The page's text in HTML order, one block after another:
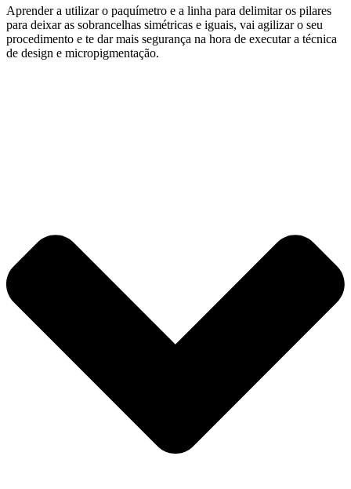
Aprender a utilizar o paquímetro e a linha para delimitar os pilares
para deixar as sobrancelhas simétricas e iguais, vai agilizar o seu
procedimento e te dar mais segurança na hora de executar a técnica
de design e micropigmentação.